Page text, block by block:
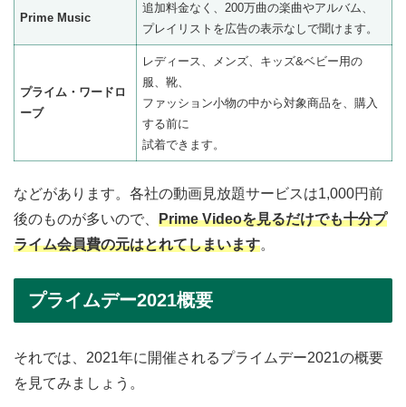
Prime Music
追加料金なく、200万曲の楽曲やアルバム、
プレイリストを広告の表示なしで聞けます。
プライム・ワードロ
ーブ
レディース、メンズ、キッズ&ベビー用の
服、靴、
ファッション小物の中から対象商品を、購入
する前に
試着できます。
などがあります。各社の動画見放題サービスは1,000円前
後のものが多いので、 Prime Videoを見るだけでも十分プ
ライム会員費の元はとれてしまいます。
プライムデー2021概要
それでは、2021年に開催されるプライムデー2021の概要
を見てみましょう。